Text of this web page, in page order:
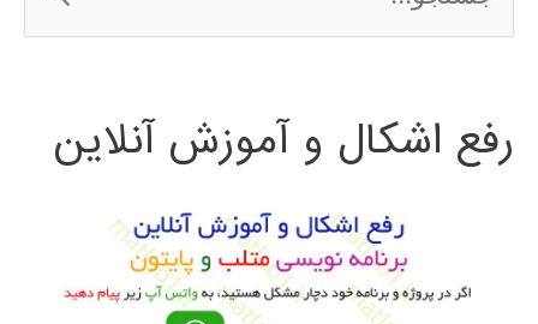
س
ج
رفع اشکال و آموزش آنلاین